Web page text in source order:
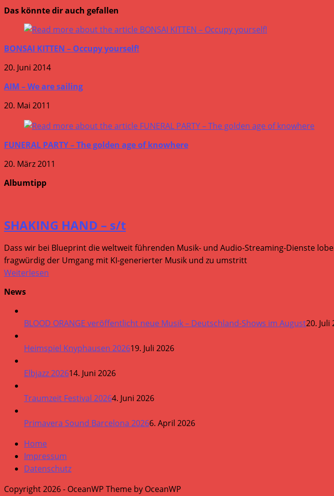
Das könnte dir auch gefallen
BONSAI KITTEN – Occupy yourself!
20. Juni 2014
AIM – We are sailing
20. Mai 2011
FUNERAL PARTY – The golden age of knowhere
20. März 2011
Albumtipp
SHAKING HAND – s/t
Dass wir bei Blueprint die weltweit führenden Musik- und Audio-Streaming-Dienste
fragwürdig der Umgang mit KI-generierter Musik und zu umstritt
Weiterlesen
News
BLOOD ORANGE veröffentlicht neue Musik – Deutschland-Shows im August20. Juli
Heimspiel Knyphausen 202619. Juli 2026
Elbjazz 202614. Juni 2026
Traumzeit Festival 20264. Juni 2026
Primavera Sound Barcelona 20266. April 2026
Home
Impressum
Datenschutz
Copyright 2026 - OceanWP Theme by OceanWP